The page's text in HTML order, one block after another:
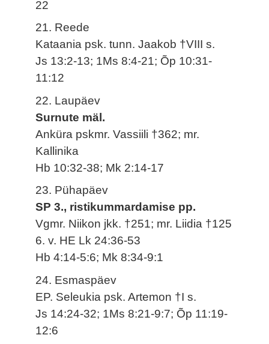
22
21. Reede
Kataania psk. tunn. Jaakob †VIII s.
Js 13:2-13; 1Ms 8:4-21; Õp 10:31-
11:12
22. Laupäev
Surnute mäl.
Anküra pskmr. Vassiili †362; mr.
Kallinika
Hb 10:32-38; Mk 2:14-17
23. Pühapäev
SP 3., ristikummardamise pp.
Vgmr. Niikon jkk. †251; mr. Liidia †125
6. v. HE Lk 24:36-53
Hb 4:14-5:6; Mk 8:34-9:1
24. Esmaspäev
EP. Seleukia psk. Artemon †I s.
Js 14:24-32; 1Ms 8:21-9:7; Õp 11:19-
12:6